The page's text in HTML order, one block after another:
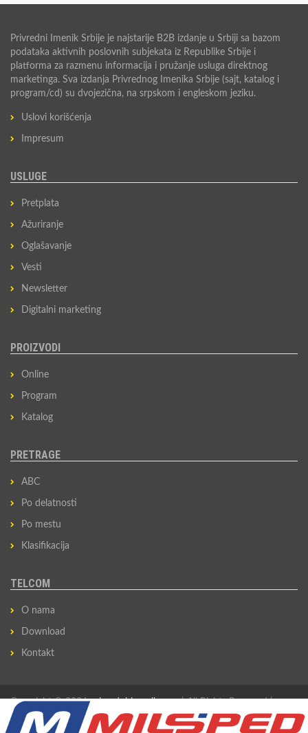
Privredni Imenik Srbije je najstarije B2B izdanje u Srbiji sa bazom
podataka aktivnih poslovnih subjekata iz Republike Srbije i
platforma za razmenu informacija i pružanje usluga direktnog
marketinga. Sva izdanja Privrednog Imenika Srbije (sajt, katalog i
program/cd) su dvojezična, na srpskom i engleskom jeziku.
Uslovi korišćenja
Impresum
USLUGE
Pretplata
Ažuriranje
Oglašavanje
Vesti
Newsletter
Digitalni marketing
PROIZVODI
Online
Program
Katalog
PRETRAGE
ABC
Po delatnosti
Po mestu
Klasifikacija
TELCOM
O nama
Download
Kontakt
Copyright © 2026privredni-imenik.com
Izradio Sovan